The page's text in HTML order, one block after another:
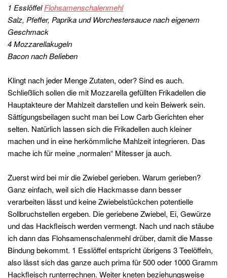
1 EsslöffelFlohsamenschalenmehl
Salz, Pfeffer, Paprika und Worchestersauce nach eigenem
Geschmack
4 Mozzarellakugeln
Bacon nach Belieben
Klingt nach jeder Menge Zutaten, oder? Sind es auch.
Schließlich sollen die mit Mozzarella gefüllten Frikadellen die
Hauptakteure der Mahlzeit darstellen und kein Beiwerk sein.
Sättigungsbeilagen sucht man bei Low Carb Gerichten eher
selten. Natürlich lassen sich die Frikadellen auch kleiner
machen und in eine herkömmliche Mahlzeit integrieren. Das
mache ich für meine „normalen“ Mitesser ja auch.
Zuerst wird bei mir die Zwiebel gerieben. Warum gerieben?
Ganz einfach, weil sich die Hackmasse dann besser
verarbeiten lässt und keine Zwiebelstückchen potentielle
Sollbruchstellen ergeben. Die geriebene Zwiebel, Ei, Gewürze
und das Hackfleisch werden vermengt. Nach und nach stäube
ich dann das Flohsamenschalenmehl drüber, damit die Masse
Bindung bekommt. 1 Esslöffel entspricht übrigens 3 Teelöffeln,
also lässt sich das ganze auch prima für 500 oder 1000 Gramm
Hackfleisch runterrechnen. Weiter kneten beziehungsweise